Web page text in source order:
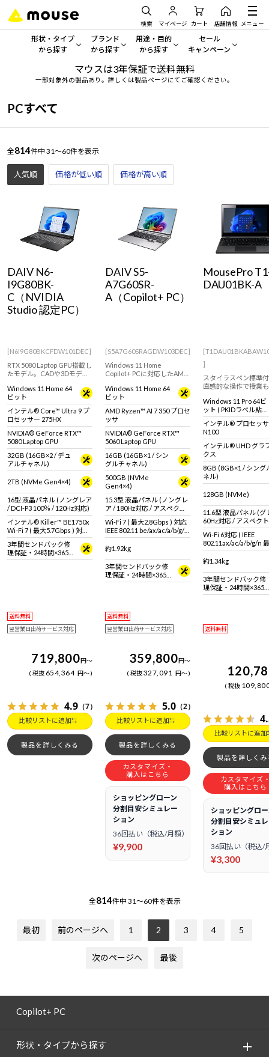
検索 マイページ カート 店舗情報 メニュー
形状・タイプ
から探す
形状・タイプから探す をすべてみる
ノートPC
ワークステーション
ディスプレイ
Windows 11 Copilot+ PC
ブランド
から探す
mouse
NEXTGEAR
Windows 11|Copilot+ PC
用途・目的
から探す
一般向けパソコン
クリエイティブ向け
スペック/パーツ別
AIおすすめパソコン
Windows 11 Copilot+ PC
セール
キャンペーン
セール・キャンペー
Windows 11 |Copilot+ PC
マウスは3年保証で送料無料
一部対象外の製品あり。詳しくは製品ページにてご確認ください。
PCすべて
全814件中 31～60件を表示
人気順 価格が低い順 価格が高い順
DAIV N6-
I9G80BK-
C（NVIDIA
Studio 認定PC）
[N6I9G80BKCFDW101DEC]
RTX 5080 Laptop GPU搭載し
たモデル。CADや3Dモデリ
すめなクリエイター向け16
型ノートPC
Windows 11 Home 64
ビット
インテル® Core™ Ultra 9 プ
ロセッサー 275HX
NVIDIA® GeForce RTX™
5080 Laptop GPU
32GB (16GB×2 / デュ
アルチャネル)
2TB (NVMe Gen4×4)
16型 液晶パネル (ノングレア
/ DCI-P3 100％ / 120Hz対応)
インテル® Killer™ BE1750x
Wi-Fi 7 ( 最大5.7Gbps ) 対応
IEEE 802.11 be/ax/ac/a/b/g/n
準拠 ＋ Bluetooth 5内蔵
3年間センドバック修
理保証・24時間×365
日電話サポート
送料無料
翌営業日出荷サービス対応
719,800円～
税抜 654,364 円～
4.9 （7）
比較リストに追加
製品を詳しくみる
DAIV S5-
A7G60SR-
A（Copilot+ PC）
[S5A7G60SRAGDW103DEC]
Windows 11 Home
Copilot+ PCに対応したAMD
5060 Laptop GPUを採用した
クリエイター向け15.3型ノー
トPC
Windows 11 Home 64
ビット
AMD Ryzen™ AI 7 350 プロセ
ッサ
NVIDIA® GeForce RTX™
5060 Laptop GPU
16GB (16GB×1 / シン
グルチャネル)
500GB (NVMe
Gen4×4)
15.3型 液晶パネル (ノングレ
ア / 180Hz対応 / アスペクト
比16:10)
Wi-Fi 7 ( 最大2.8Gbps ) 対応
IEEE 802.11 be/ax/ac/a/b/g/n
準拠 ＋ Bluetooth 5内蔵
約1.92kg
3年間センドバック修
理保証・24時間×365
日電話サポート
送料無料
翌営業日出荷サービス対応
359,800円～
税抜327,091 円～
5.0 （2）
比較リストに追加
製品を詳しくみる
カスタマイズ・
購入はこちら
ショッピングローン
分割目安シミュレー
ション
36回払い（税込/月額）
¥9,900
MousePro
DAU01BK-A
]
スタイラスペン標準
直感的な操作で授業
Windows 11 Pro 64ビ
ット ( PKIDラベル貼付
対応 )
インテル® プロセッ
N100
インテル® UHD グラ
クス
8GB (8GB×1 / シング
ネル)
128GB (NVMe)
11.6型 液晶パネル (グ
60Hz対応 / アスペク
16:9)
Wi-Fi 6対応 ( IEEE
802.11ax/ac/a/b/g/n
2.4Gbps対応 ※連続
帯域 Wi-Fi 6対応機器
約1.34kg
3年間センドバック修
理保証・24時間×365
日電話サポート
送料無料
税抜
比較リストに追加
製品を詳しくみ
カスタマイズ
購入はこちら
ショッピングロ
分割目安シミュ
ション
36回払い（税込/
¥3,300
全814件中 31～60件を表示
最初 前のページへ 1 2 3 4 5
次のページへ 最後
Copilot+ PC
形状・タイプから探す